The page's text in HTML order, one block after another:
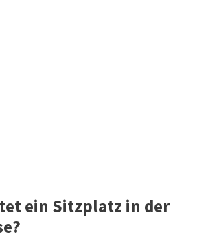
ein Sitzplatz in der